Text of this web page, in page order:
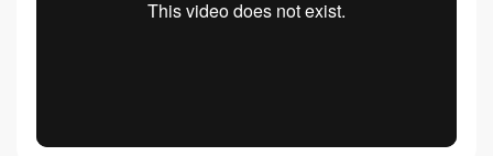
strijd met hoe zij zelf is , wild , levensgenieter en
voor haar).